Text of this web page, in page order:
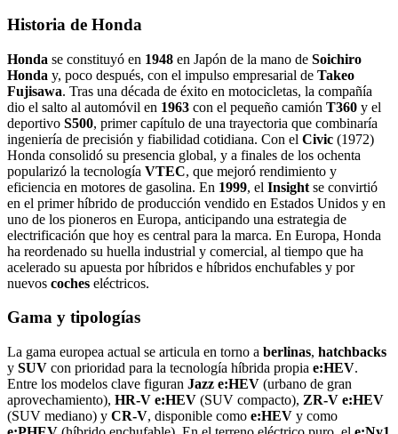
Historia de Honda
Honda se constituyó en 1948 en Japón de la mano de Soichiro
Honda y, poco después, con el impulso empresarial de Takeo
Fujisawa. Tras una década de éxito en motocicletas, la compañía
dio el salto al automóvil en 1963 con el pequeño camión T360 y el
deportivo S500, primer capítulo de una trayectoria que combinaría
ingeniería de precisión y fiabilidad cotidiana. Con el Civic (1972)
Honda consolidó su presencia global, y a finales de los ochenta
popularizó la tecnología VTEC, que mejoró rendimiento y
eficiencia en motores de gasolina. En 1999, el Insight se convirtió
en el primer híbrido de producción vendido en Estados Unidos y en
uno de los pioneros en Europa, anticipando una estrategia de
electrificación que hoy es central para la marca. En Europa, Honda
ha reordenado su huella industrial y comercial, al tiempo que ha
acelerado su apuesta por híbridos e híbridos enchufables y por
nuevos coches eléctricos.
Gama y tipologías
La gama europea actual se articula en torno a berlinas, hatchbacks
y SUV con prioridad para la tecnología híbrida propia e:HEV.
Entre los modelos clave figuran Jazz e:HEV (urbano de gran
aprovechamiento), HR‑V e:HEV (SUV compacto), ZR‑V e:HEV
(SUV mediano) y CR‑V, disponible como e:HEV y como